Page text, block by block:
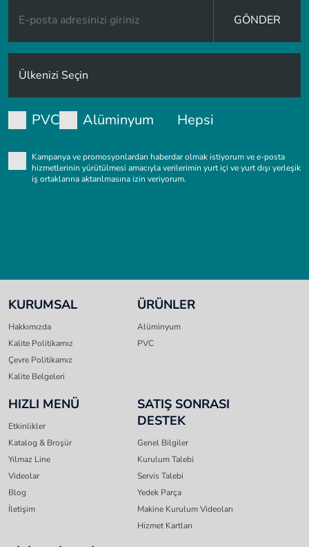
GÖNDER
PVC Alüminyum Hepsi
Kampanya ve promosyonlardan haberdar olmak istiyorum ve e-posta
hizmetlerinin yürütülmesi amacıyla verilerimin yurt içi ve yurt dışı yerleşik
iş ortaklarına aktarılmasına izin veriyorum.
KURUMSAL
Hakkımızda
Kalite Politikamız
Çevre Politikamız
Kalite Belgeleri
ÜRÜNLER
Alüminyum
PVC
HIZLI MENÜ
Etkinlikler
Katalog & Broşür
Yılmaz Line
Videolar
Blog
İletişim
SATIŞ SONRASI
DESTEK
Genel Bilgiler
Kurulum Talebi
Servis Talebi
Yedek Parça
Makine Kurulum Videoları
Hizmet Kartları